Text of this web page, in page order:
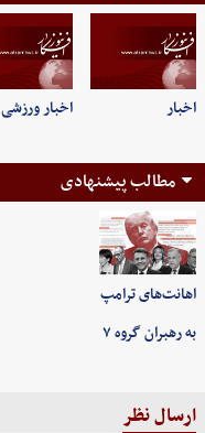
اخبار اخبار ورزشی
مطالب پیشنهادی
اهانت‌های ترامپ
به رهبران گروه ۷
ارسال نظر